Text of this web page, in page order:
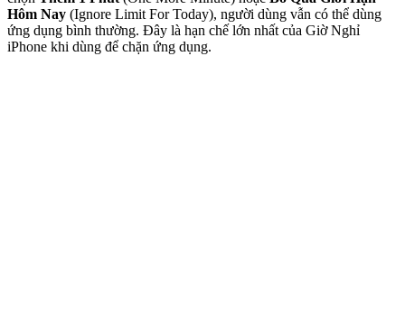
Hôm Nay (Ignore Limit For Today), người dùng vẫn có thể dùng
ứng dụng bình thường. Đây là hạn chế lớn nhất của Giờ Nghỉ
iPhone khi dùng để chặn ứng dụng.